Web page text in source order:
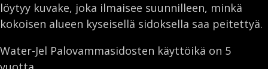
löytyy kuvake, joka ilmaisee suunnilleen, minkä
kokoisen alueen kyseisellä sidoksella saa peitettyä.
Water-Jel Palovammasidosten käyttöikä on 5